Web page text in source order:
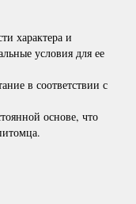
характера и
условия для ее
в соответствии с
основе, что